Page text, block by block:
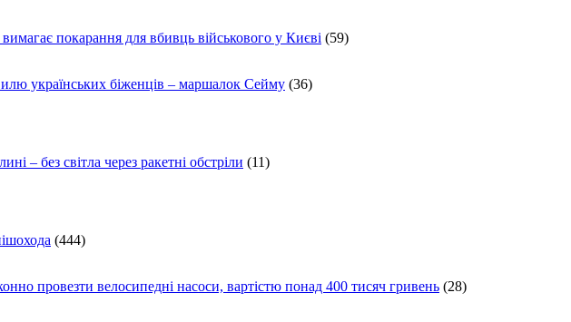
покарання для вбивць військового у Києві (59)
українських біженців – маршалок Сейму (36)
– без світла через ракетні обстріли (11)
(444)
провезти велосипедні насоси, вартістю понад 400 тисяч гривень (28)